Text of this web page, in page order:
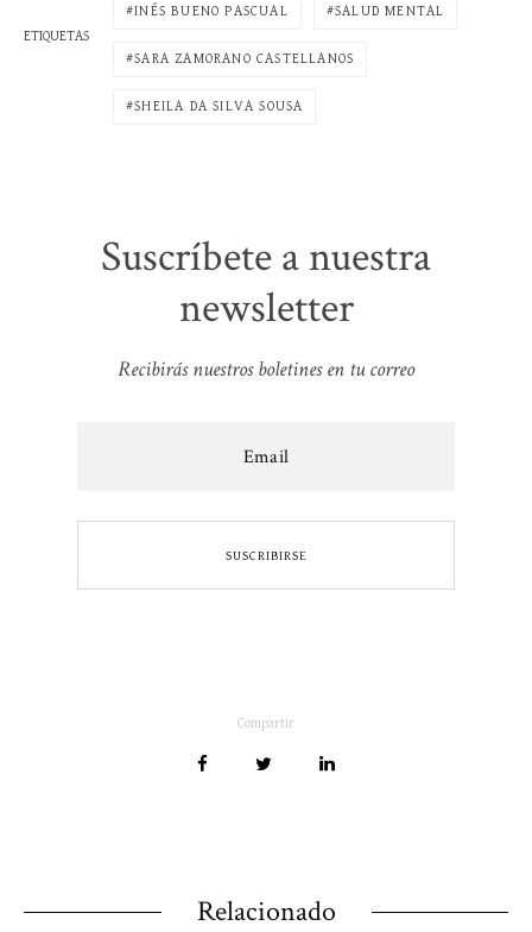
ETIQUETAS
INÉS BUENO PASCUAL SALUD MENTAL
SARA ZAMORANO CASTELLANOS
SHEILA DA SILVA SOUSA
Suscríbete a nuestra
newsletter
Recibirás nuestros boletines en tu correo
Compartir
Relacionado